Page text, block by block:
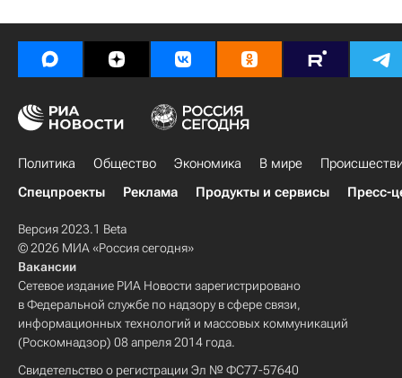
Политика Общество Экономика В мире
Спецпроекты
Реклама Продукты и сервисы Пресс-
Версия 2023.1 Beta
© 2026 МИА «Россия сегодня»
Вакансии
Сетевое издание РИА Новости зарегистрировано
в Федеральной службе по надзору в сфере связи,
информационных технологий и массовых коммуникаций
(Роскомнадзор) 08 апреля 2014 года.
Свидетельство о регистрации Эл № ФС77-57640